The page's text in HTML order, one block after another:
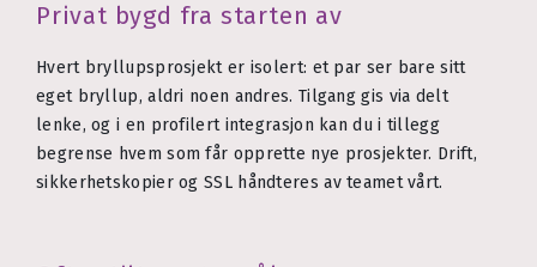
Privat bygd fra starten av
Hvert bryllupsprosjekt er isolert: et par ser bare sitt
eget bryllup, aldri noen andres. Tilgang gis via delt
lenke, og i en profilert integrasjon kan du i tillegg
begrense hvem som får opprette nye prosjekter. Drift,
sikkerhetskopier og SSL håndteres av teamet vårt.